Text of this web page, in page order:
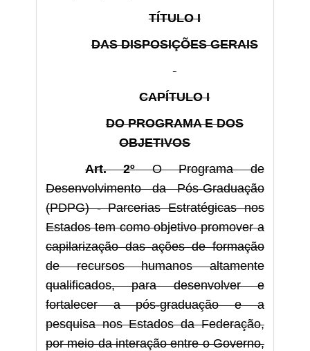
TÍTULO I
DAS DISPOSIÇÕES GERAIS
CAPÍTULO I
DO PROGRAMA E DOS
OBJETIVOS
Art. 2ºO Programa de
Desenvolvimento da Pós-Graduação
(PDPG) - Parcerias Estratégicas nos
Estados tem como objetivo promover a
capilarização das ações de formação
de recursos humanos altamente
qualificados, para desenvolver e
fortalecer a pós-graduação e a
pesquisa nos Estados da Federação,
por meio da interação entre o Governo,